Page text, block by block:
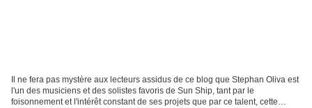
Il ne fera pas mystère aux lecteurs assidus de ce blog que Stephan Oliva est
l'un des musiciens et des solistes favoris de Sun Ship, tant par le
foisonnement et l'intérêt constant de ses projets que par ce talent, cette